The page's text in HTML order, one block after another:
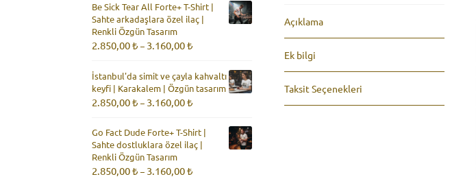
Açıklama
Ek bilgi
Taksit Seçenekleri
-
3.160,00 ₺
Be Sick Tear All Forte+ T-Shirt |
Sahte arkadaşlara özel ilaç |
Renkli Özgün Tasarım
2.850,00₺ – 3.160,00₺
-
3.160,00 ₺
İstanbul'da simit ve çayla kahvaltı
keyfi | Karakalem | Özgün tasarım
2.850,00₺ – 3.160,00₺
-
3.160,00 ₺
Go Fact Dude Forte+ T-Shirt |
Sahte dostluklara özel ilaç |
Renkli Özgün Tasarım
2.850,00₺ – 3.160,00₺